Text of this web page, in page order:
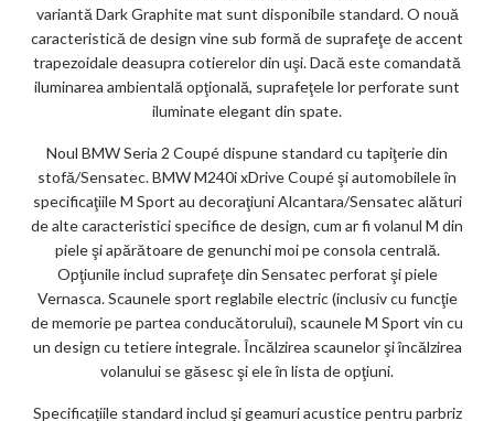
variantă Dark Graphite mat sunt disponibile standard. O nouă
caracteristică de design vine sub formă de suprafeţe de accent
trapezoidale deasupra cotierelor din uşi. Dacă este comandată
iluminarea ambientală opţională, suprafeţele lor perforate sunt
iluminate elegant din spate.
Noul BMW Seria 2 Coupé dispune standard cu tapiţerie din
stofă/Sensatec. BMW M240i xDrive Coupé şi automobilele în
specificaţiile M Sport au decoraţiuni Alcantara/Sensatec alături
de alte caracteristici specifice de design, cum ar fi volanul M din
piele şi apărătoare de genunchi moi pe consola centrală.
Opţiunile includ suprafeţe din Sensatec perforat şi piele
Vernasca. Scaunele sport reglabile electric (inclusiv cu funcţie
de memorie pe partea conducătorului), scaunele M Sport vin cu
un design cu tetiere integrale. Încălzirea scaunelor şi încălzirea
volanului se găsesc şi ele în lista de opţiuni.
Specificaţiile standard includ şi geamuri acustice pentru parbriz